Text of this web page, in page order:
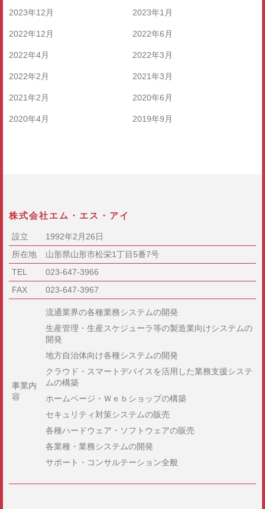
2023年12月 2023年1月
2022年12月 2022年6月
2022年4月 2022年3月
2022年2月 2021年3月
2021年2月 2020年6月
2020年4月 2019年9月
株式会社エム・エス・アイ
設立
1992年2月26日
所在地
山形県山形市松栄1丁目5番7号
TEL
023-647-3966
FAX
023-647-3967
事業内
容
流通業界の各種業務システムの開発
生産管理・生産スケジューラ等の製造業向けシステムの
開発
地方自治体向け各種システムの開発
クラウド・スマートデバイスを活用した業務支援システ
ムの構築
ホームページ・Ｗｅｂショップの構築
セキュリティ対策システムの販売
各種ハードウェア・ソフトウェアの販売
各業種・業務システムの開発
サポート・コンサルテーション全般